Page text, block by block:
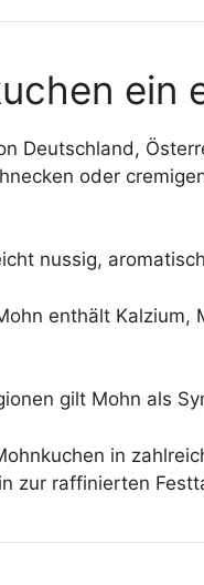
ein
Deutschland,
oder
nussig,
enthält Kalzium,
gilt Mohn als
in
zur raffinierten